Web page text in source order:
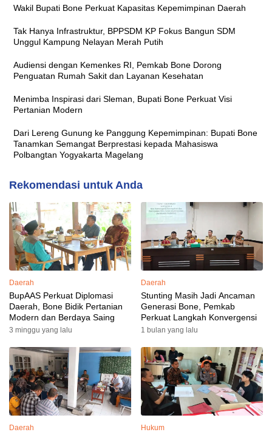
Wakil Bupati Bone Perkuat Kapasitas Kepemimpinan Daerah
Tak Hanya Infrastruktur, BPPSDM KP Fokus Bangun SDM
Unggul Kampung Nelayan Merah Putih
Audiensi dengan Kemenkes RI, Pemkab Bone Dorong
Penguatan Rumah Sakit dan Layanan Kesehatan
Menimba Inspirasi dari Sleman, Bupati Bone Perkuat Visi
Pertanian Modern
Dari Lereng Gunung ke Panggung Kepemimpinan: Bupati Bone
Tanamkan Semangat Berprestasi kepada Mahasiswa
Polbangtan Yogyakarta Magelang
Rekomendasi untuk Anda
Daerah
BupAAS Perkuat Diplomasi
Daerah, Bone Bidik Pertanian
Modern dan Berdaya Saing
3 minggu yang lalu
Daerah
Stunting Masih Jadi Ancaman
Generasi Bone, Pemkab
Perkuat Langkah Konvergensi
1 bulan yang lalu
Daerah Hukum